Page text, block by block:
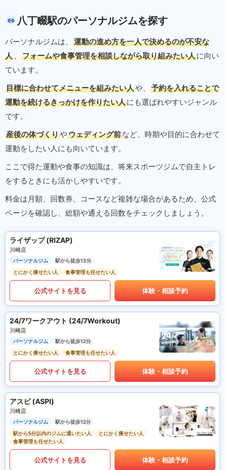
八丁畷駅のパーソナルジムを探す
パーソナルジムは、
運動の進め方を一人で決めるのが不安な
人 、 フォームや食事管理を相談しながら取り組みたい人に向い
ています。
目標に合わせてメニューを組みたい人や、
予約を入れることで
運動を続けるきっかけを作りたい人にも選ばれやすいジャンル
です。
産後の体づくりやウェディング前など、時期や目的に合わせて
運動をしたい人にも向いています。
ここで得た運動や食事の知識は、将来スポーツジムで自主トレ
をするときにも活かしやすいです。
料金は月額、回数券、コースなど複雑な場合があるため、公式
ページを確認し、総額や通える回数をチェックしましょう。
ライザップ (RIZAP)
川崎店
パーソナルジム
駅から徒歩13分
とにかく痩せたい人
食事管理も任せたい人
公式サイトを見る 体験・相談予約
24/7ワークアウト (24/7Workout)
川崎店
パーソナルジム
駅から徒歩12分
とにかく痩せたい人
食事管理も任せたい人
公式サイトを見る 体験・相談予約
アスピ (ASPI)
川崎店
パーソナルジム
駅から徒歩12分
駅から5分以内のジムに通いたい人
とにかく痩せたい人
食事管理も任せたい人
公式サイトを見る 体験・相談予約